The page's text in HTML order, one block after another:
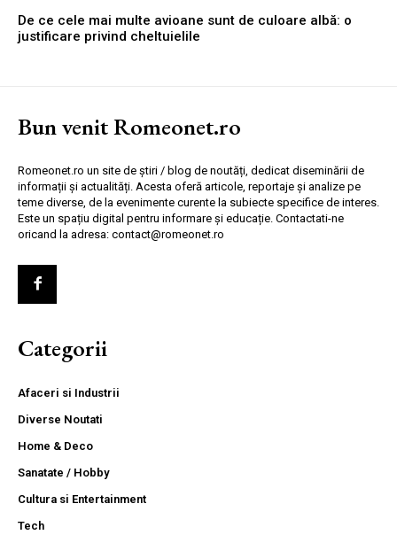
De ce cele mai multe avioane sunt de culoare albă: o
justificare privind cheltuielile
Bun venit Romeonet.ro
Romeonet.ro un site de știri / blog de noutăți, dedicat diseminării de
informații și actualități. Acesta oferă articole, reportaje și analize pe
teme diverse, de la evenimente curente la subiecte specifice de interes.
Este un spațiu digital pentru informare și educație. Contactati-ne
oricand la adresa: contact@romeonet.ro
Categorii
Afaceri si Industrii
Diverse Noutati
Home & Deco
Sanatate / Hobby
Cultura si Entertainment
Tech